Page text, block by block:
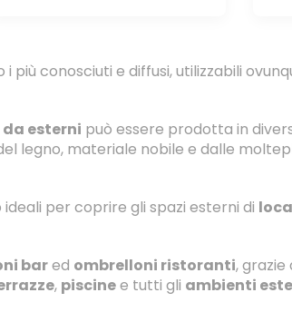
i più conosciuti e diffusi, utilizzabili
esterni può essere prodotta in
legno, materiale nobile e dalle
ideali per coprire gli spazi esterni di
bared ombrelloni ristoranti,
, piscinee tutti gli ambienti